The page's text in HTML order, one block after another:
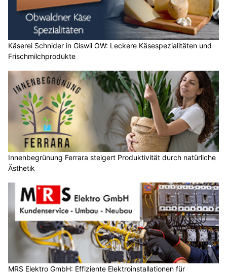
Käserei Schnider in Giswil OW: Leckere Käsespezialitäten und
Frischmilchprodukte
Innenbegrünung Ferrara steigert Produktivität durch natürliche
Ästhetik
MRS Elektro GmbH: Effiziente Elektroinstallationen für